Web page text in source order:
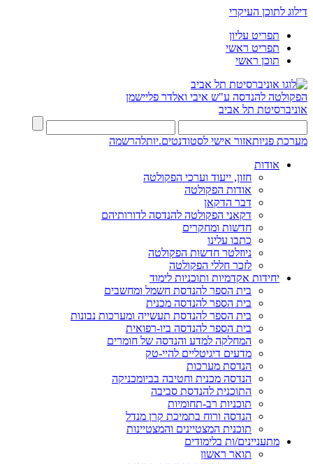
דילוג לתוכן העיקרי
תפריט עליון
תפריט ראשי
תוכן ראשי
הפקולטה להנדסה ע"ש איבי ואלדר פליישמן
אוניברסיטת תל אביב
מערכת פניותאזור אישי לסטודנטים.יותלהרשמה
אודות
חזון, ייעוד וערכי הפקולטה
אודות הפקולטה
דבר הדקאן
דקאני הפקולטה להנדסה לדורותיהם
חדשות ומחקרים
כתבו עלינו
ניוזלטר חדשות הפקולטה
לזכר חללי הפקולטה
יחידות אקדמיות ותוכניות לימוד
בית הספר להנדסת חשמל ומחשבים
בית הספר להנדסה מכנית
בית הספר להנדסת תעשייה ומערכות נבונות
בית הספר להנדסה ביו-רפואית
המחלקה למדע והנדסה של חומרים
מדעים דיגיטליים להיי-טק
הנדסת מערכות
הנדסה מכנית וחטיבה בביומכניקה
התוכנית להנדסת סביבה
תוכניות רב-תחומיות
הנדסה ורוח בתמיכת קרן מנדל
תוכנית המצטיינים והמצטיינות
מתעניינים/ות בלימודים
תואר ראשון